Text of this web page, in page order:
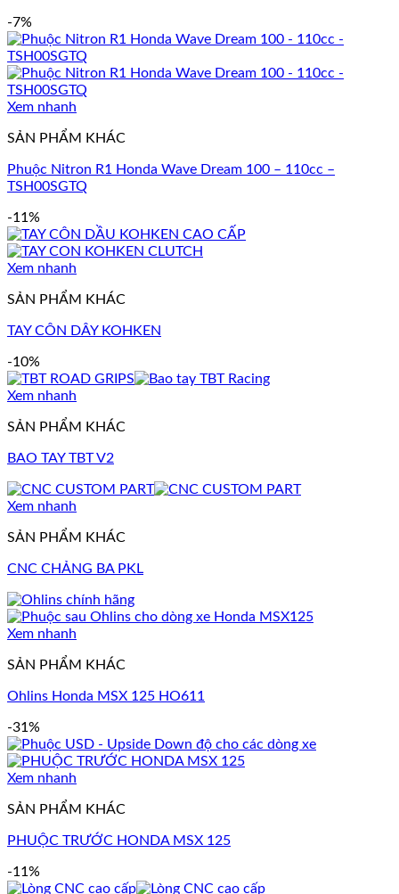
-7%
Xem nhanh
SẢN PHẨM KHÁC
Phuộc Nitron R1 Honda Wave Dream 100 – 110cc –
TSH00SGTQ
-11%
Xem nhanh
SẢN PHẨM KHÁC
TAY CÔN DÂY KOHKEN
-10%
Xem nhanh
SẢN PHẨM KHÁC
BAO TAY TBT V2
Xem nhanh
SẢN PHẨM KHÁC
CNC CHẢNG BA PKL
Xem nhanh
SẢN PHẨM KHÁC
Ohlins Honda MSX 125 HO611
-31%
Xem nhanh
SẢN PHẨM KHÁC
PHUỘC TRƯỚC HONDA MSX 125
-11%